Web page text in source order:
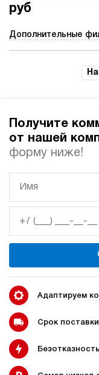
Ручные гидростанции
Автоматические
гидростанции
Гидростанция с
Гидростанции для свай
руб
Дополнительные
Получите
от нашей
форму ниже!
Адаптируем
Срок